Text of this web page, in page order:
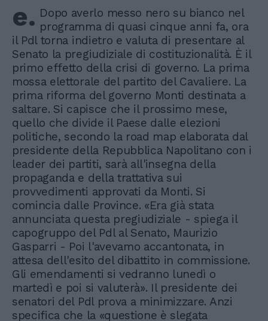
e. Dopo averlo messo nero su bianco nel
programma di quasi cinque anni fa, ora
il Pdl torna indietro e valuta di presentare al
Senato la pregiudiziale di costituzionalità. È il
primo effetto della crisi di governo. La prima
mossa elettorale del partito del Cavaliere. La
prima riforma del governo Monti destinata a
saltare. Si capisce che il prossimo mese,
quello che divide il Paese dalle elezioni
politiche, secondo la road map elaborata dal
presidente della Repubblica Napolitano con i
leader dei partiti, sarà all'insegna della
propaganda e della trattativa sui
provvedimenti approvati da Monti. Si
comincia dalle Province. «Era già stata
annunciata questa pregiudiziale - spiega il
capogruppo del Pdl al Senato, Maurizio
Gasparri - Poi l'avevamo accantonata, in
attesa dell'esito del dibattito in commissione.
Gli emendamenti si vedranno lunedì o
martedì e poi si valuterà». Il presidente dei
senatori del Pdl prova a minimizzare. Anzi
specifica che la «questione è slegata